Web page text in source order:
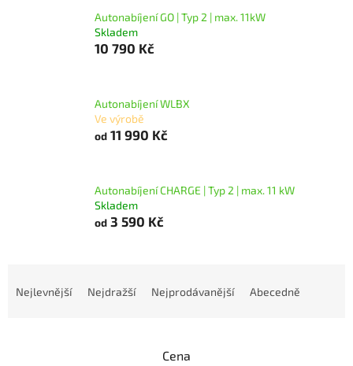
Autonabíjení GO | Typ 2 | max. 11kW
Skladem
10 790 Kč
Autonabíjení WLBX
Ve výrobě
od 11 990 Kč
Autonabíjení CHARGE | Typ 2 | max. 11 kW
Skladem
od 3 590 Kč
Nejlevnější Nejdražší Nejprodávanější Abecedně
Cena